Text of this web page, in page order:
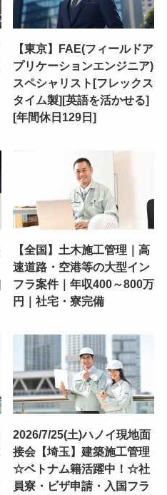
【東京】FAE(フィールドア
プリケーションエンジニア)
スペシャリスト[フレックス
タイム製][英語を活かせる]
[年間休日129日]
【全国】土木施工管理｜高
速道路・空港等の大型イン
フラ案件｜年収400～800万
円｜社宅・寮完備
2026/7/25(土)ハノイ現地面
接会【埼玉】建築施工管理
☆ベトナム籍活躍中！☆社
員寮・ビザ申請・入国フラ